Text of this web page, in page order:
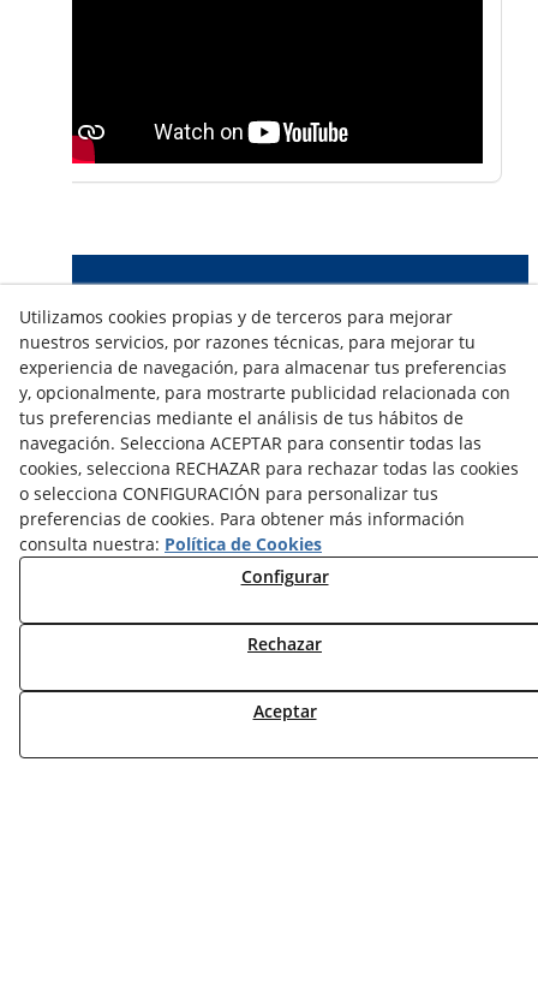
NOTICIAS FOTOVOLTAICA
NOTICIAS CLIMATIZACIÓN
NOTICIAS CALEFACCIÓN
NOTICIAS BIOMASA
NOTICIAS VENTILACIÓN
NOTICIAS ACS
TARIFAS FABRICANTES
NOVEDADES
TRABAJA CON NOSOTROS
Utilizamos cookies propias y de terceros para mejorar
nuestros servicios, por razones técnicas, para mejorar tu
experiencia de navegación, para almacenar tus preferencias
y, opcionalmente, para mostrarte publicidad relacionada con
tus preferencias mediante el análisis de tus hábitos de
navegación. Selecciona ACEPTAR para consentir todas las
cookies, selecciona RECHAZAR para rechazar todas las cookies
o selecciona CONFIGURACIÓN para personalizar tus
preferencias de cookies. Para obtener más información
consulta nuestra: Política de Cookies
Configurar
Rechazar
Aceptar